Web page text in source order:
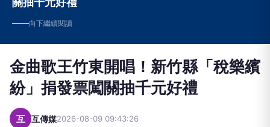
向下繼續閱讀
金曲歌王竹東開唱！新竹縣「稅樂繽
紛」捐發票闖關抽千元好禮
互 互傳媒2026-08-09 09:43:26